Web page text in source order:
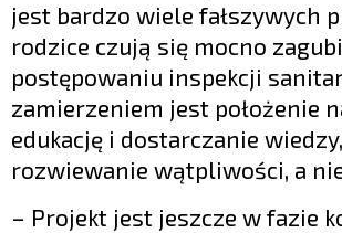
jest bardzo wiele fałszywych
rodzice czują się mocno
postępowaniu inspekcji
zamierzeniem jest położenie
edukację i dostarczanie wiedzy,
rozwiewanie wątpliwości, a
– Projekt jest jeszcze w fazie